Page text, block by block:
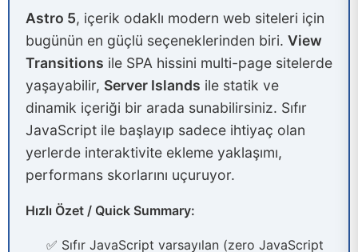
Astro 5, içerik odaklı modern web siteleri için
bugünün en güçlü seçeneklerinden biri. View
Transitions ile SPA hissini multi-page sitelerde
yaşayabilir, Server Islands ile statik ve
dinamik içeriği bir arada sunabilirsiniz. Sıfır
JavaScript ile başlayıp sadece ihtiyaç olan
yerlerde interaktivite ekleme yaklaşımı,
performans skorlarını uçuruyor.
Hızlı Özet / Quick Summary:
✅ Sıfır JavaScript varsayılan (zero JavaScript